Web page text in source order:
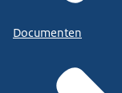
Documenten